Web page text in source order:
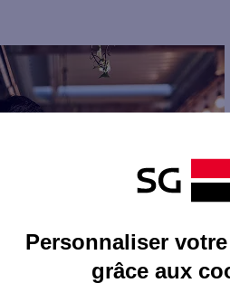
Personnaliser
grâce aux